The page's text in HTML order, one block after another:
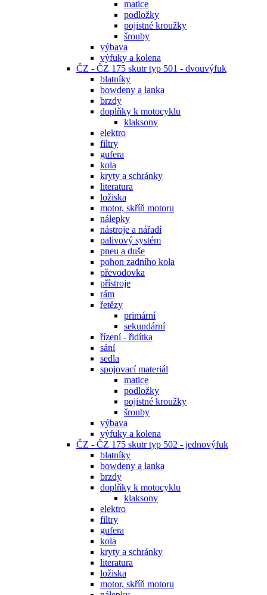
matice
podložky
pojistné kroužky
šrouby
výbava
výfuky a kolena
ČZ - ČZ 175 skutr typ 501 - dvouvýfuk
blatníky
bowdeny a lanka
brzdy
doplňky k motocyklu
klaksony
elektro
filtry
gufera
kola
kryty a schránky
literatura
ložiska
motor, skříň motoru
nálepky
nástroje a nářadí
palivový systém
pneu a duše
pohon zadního kola
převodovka
přístroje
rám
řetězy
primární
sekundární
řízení - řidítka
sání
sedla
spojovací materiál
matice
podložky
pojistné kroužky
šrouby
výbava
výfuky a kolena
ČZ - ČZ 175 skutr typ 502 - jednovýfuk
blatníky
bowdeny a lanka
brzdy
doplňky k motocyklu
klaksony
elektro
filtry
gufera
kola
kryty a schránky
literatura
ložiska
motor, skříň motoru